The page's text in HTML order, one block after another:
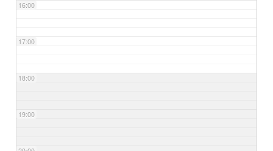
16:00
17:00
18:00
19:00